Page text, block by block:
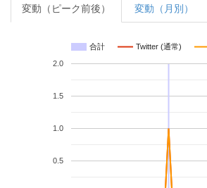
変動（ピーク前後） 変動（月別）
合計 Twitter (通常)
0.5
1.0
1.5
2.0